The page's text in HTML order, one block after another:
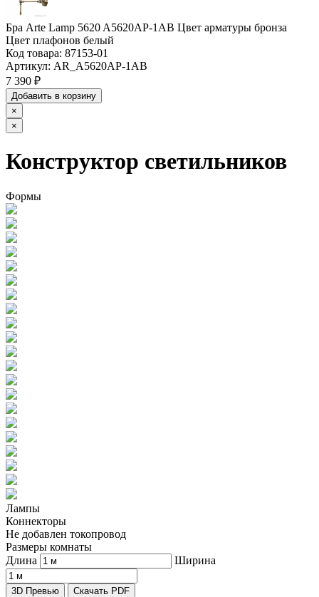
Бра Arte Lamp 5620 A5620AP-1AB Цвет арматуры бронза
Цвет плафонов белый
Код товара: 87153-01
Артикул: AR_A5620AP-1AB
7 390 ₽
Добавить в корзину
×
×
Конструктор светильников
Формы
Лампы
Коннекторы
Не добавлен токопровод
Размеры комнаты
Длина
Ширина
3D Превью Скачать PDF